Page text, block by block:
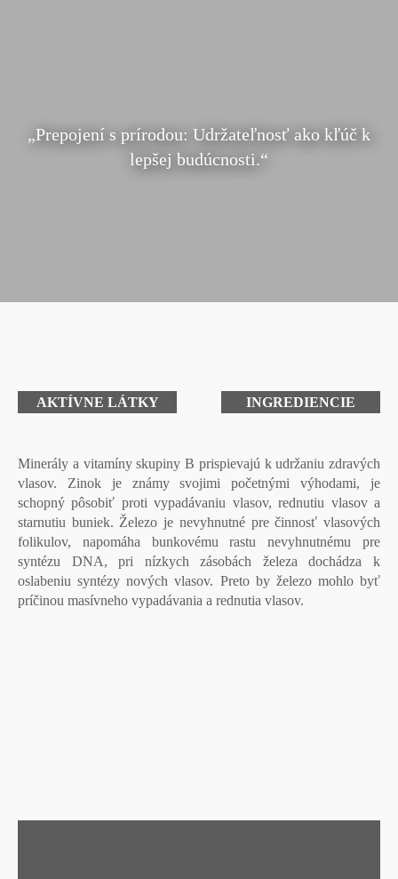
„Prepojení s prírodou: Udržateľnosť ako kľúč k
lepšej budúcnosti.“
AKTÍVNE LÁTKY INGREDIENCIE
Minerály a vitamínyskupiny B prispievajú k udržaniu zdravých
vlasov. Zinokje známy svojimi početnými výhodami, je
schopný pôsobiť proti vypadávaniu vlasov, rednutiu vlasov a
starnutiu buniek. Železo je nevyhnutné pre činnosť vlasových
folikulov, napomáha bunkovému rastu nevyhnutnému pre
syntézu DNA, pri nízkych zásobách železa dochádza k
oslabeniu syntézy nových vlasov. Preto by železo mohlo byť
príčinou masívneho vypadávania a rednutia vlasov.